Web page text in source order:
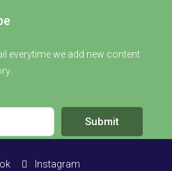
everytime we add new content
Submit
Instagram